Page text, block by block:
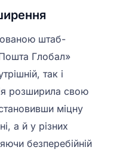
штаб-
Глобал»
так і
розширила свою
міцну
а й у різних
безперебійній